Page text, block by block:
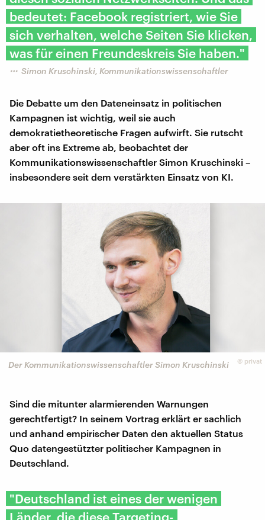
bedeutet: Facebook registriert, wie Sie
sich verhalten, welche Seiten Sie klicken,
was für einen Freundeskreis Sie haben."
Simon Kruschinski, Kommunikationswissenschaftler
Die Debatte um den Dateneinsatz in politischen
Kampagnen ist wichtig, weil sie auch
demokratietheoretische Fragen aufwirft. Sie rutscht
aber oft ins Extreme ab, beobachtet der
Kommunikationswissenschaftler Simon Kruschinski –
insbesondere seit dem verstärkten Einsatz von KI.
© privat
Der Kommunikationswissenschaftler Simon Kruschinski
Sind die mitunter alarmierenden Warnungen
gerechtfertigt? In seinem Vortrag erklärt er sachlich
und anhand empirischer Daten den aktuellen Status
Quo datengestützter politischer Kampagnen in
Deutschland.
"Deutschland ist eines der wenigen
Länder, die diese Targeting-